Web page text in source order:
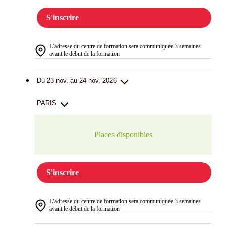
S'inscrire
L’adresse du centre de formation sera communiquée 3 semaines
avant le début de la formation
Du 23 nov. au 24 nov. 2026
PARIS
Places disponibles
S'inscrire
L’adresse du centre de formation sera communiquée 3 semaines
avant le début de la formation